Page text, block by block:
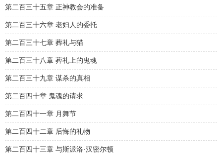
第二百三十五章 正神教会的准备
第二百三十六章 老妇人的委托
第二百三十七章 葬礼与猫
第二百三十八章 葬礼上的鬼魂
第二百三十九章 谋杀的真相
第二百四十章 鬼魂的请求
第二百四十一章 月舞节
第二百四十二章 后悔的礼物
第二百四十三章 与斯派洛·汉密尔顿